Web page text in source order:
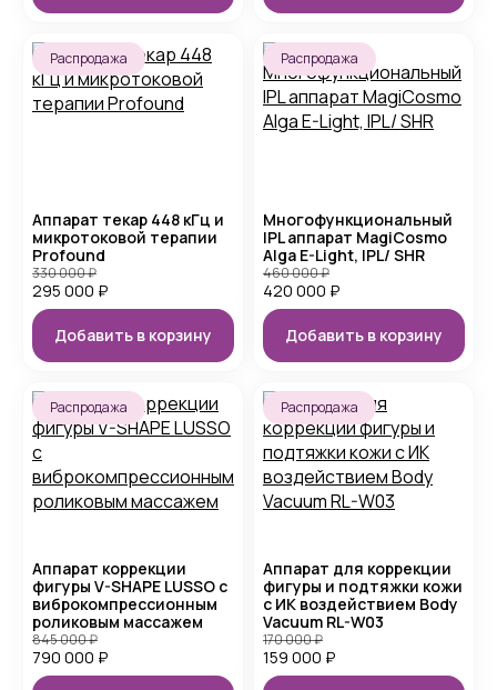
Распродажа
Аппарат текар 448 кГц и
микротоковой терапии
Profound
295 000 ₽
330 000₽
Добавить в корзину
Распродажа
Многофункциональный
IPL аппарат MagiCosmo
Alga E-Light, IPL/ SHR
420 000 ₽
460 000₽
Добавить в корзину
Распродажа
Аппарат коррекции
фигуры V-SHAPE LUSSO с
виброкомпрессионным
роликовым массажем
790 000 ₽
845 000₽
Распродажа
Аппарат для коррекции
фигуры и подтяжки кожи
с ИК воздействием Body
Vacuum RL-W03
159 000 ₽
170 000₽